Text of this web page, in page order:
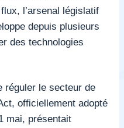
l’arsenal législatif
depuis plusieurs
des technologies
réguler le secteur de
officiellement adopté
mai, présentait